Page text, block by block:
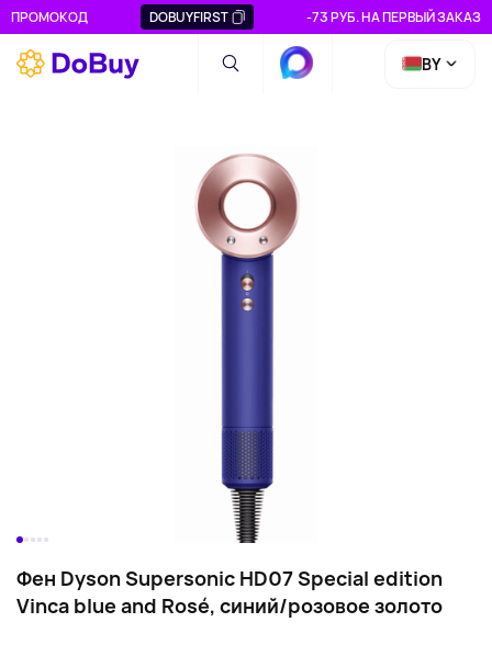
ПРОМОКОД DOBUYFIRST -73 РУБ. НА ПЕРВЫЙ ЗАКАЗ
BY
Фен Dyson Supersonic HD07 Special edition
Vinca blue and Rosé, синий/розовое золото